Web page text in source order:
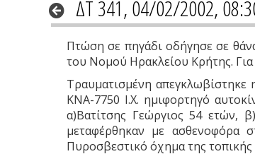
ΔΤ 341, 04/02/2002,
Πτώση σε πηγάδι οδήγησε σε
του Νομού Ηρακλείου Κρήτης.
Τραυματισμένη
ΚΝΑ-7750 Ι.Χ. ημιφορτηγό
α)Βατίτσης Γεώργιος 54 ετών,
μεταφέρθηκαν με ασθενοφόρα
Πυροσβεστικό όχημα της